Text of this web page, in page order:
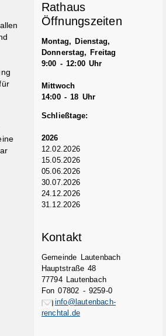
Rathaus
Öffnungszeiten
Montag, Dienstag,
Donnerstag, Freitag
9:00 - 12:00 Uhr
Mittwoch
14:00 - 18 Uhr
Schließtage:
2026
12.02.2026
15.05.2026
05.06.2026
30.07.2026
24.12.2026
31.12.2026
Kontakt
Gemeinde Lautenbach
Hauptstraße 48
77794 Lautenbach
Fon 07802 - 9259-0
info@lautenbach-
renchtal.de